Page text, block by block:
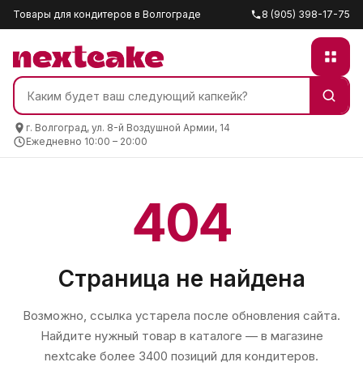
Товары для кондитеров в Волгограде 8 (905) 398-17-75
г. Волгоград, ул. 8-й Воздушной Армии, 14
Ежедневно 10:00 – 20:00
404
Страница не найдена
Возможно, ссылка устарела после обновления сайта.
Найдите нужный товар в каталоге — в магазине
nextcake более 3400 позиций для кондитеров.